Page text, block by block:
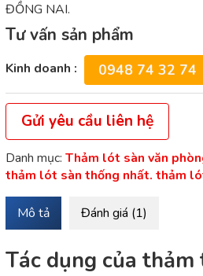
ĐỒNG NAI.
Tư vấn sản phẩm
Kinh doanh : 0948 74 32 74
Gửi yêu cầu liên hệ
Danh mục: Thảm lót sàn văn
thảm lót sàn thống nhất. thảm
Mô tả Đánh giá (1)
Tác dụng của thảm